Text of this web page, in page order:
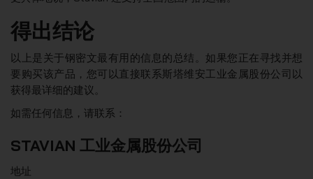
得出结论
以上是关于钢密文最有用的信息的总结。如果您正在寻找并想
要购买该产品，您可以直接联系斯塔维安工业金属股份公司以
获得最详细的建议。
如需任何信息，请联系：
STAVIAN 工业金属股份公司
地址